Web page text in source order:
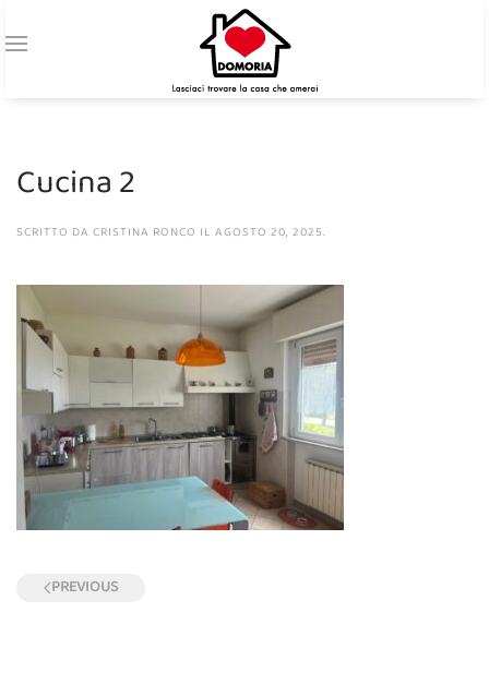
Cucina 2
SCRITTO DA CRISTINA RONCO IL AGOSTO 20, 2025.
PREVIOUS